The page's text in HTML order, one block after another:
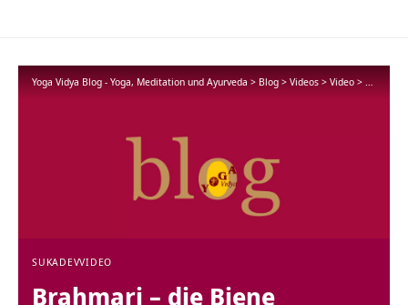
Yoga Vidya Blog - Yoga, Meditation und Ayurveda > Blog > Videos > Video >
SUKADEVVIDEO
Brahmari – die Biene